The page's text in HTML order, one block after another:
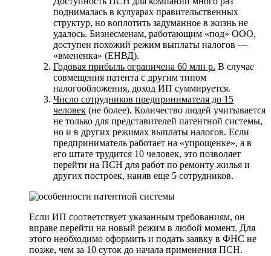
поднималась в кулуарах правительственных
структур, но воплотить задуманное в жизнь не
удалось. Бизнесменам, работающим «под» ООО,
доступен похожий режим выплаты налогов —
«вмененка» (ЕНВД).
Годовая прибыль ограничена 60 млн р. В случае
совмещения патента с другим типом
налогообложения, доход ИП суммируется.
Число сотрудников предпринимателя до 15
человек (не более). Количество людей учитывается
не только для представителей патентной системы,
но и в других режимах выплаты налогов. Если
предприниматель работает на «упрощенке», а в
его штате трудится 10 человек, это позволяет
перейти на ПСН для работ по ремонту жилья и
других построек, наняв еще 5 сотрудников.
Если ИП соответствует указанным требованиям, он
вправе перейти на новый режим в любой момент. Для
этого необходимо оформить и подать заявку в ФНС не
позже, чем за 10 суток до начала применения ПСН.